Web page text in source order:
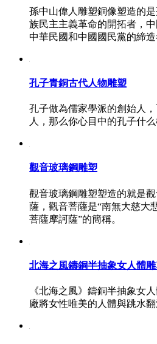
孫中山偉人雕塑銅像塑造的
族民主主義革命的開拓者，
中華民國和中國國民黨的締
孔子青銅古代人物雕塑
孔子做為儒家學派的創始人
人，那么你心目中的孔子什
觀音玻璃鋼雕塑
觀音玻璃鋼雕塑塑造的就是
薩，觀音菩薩是“南無大慈大
菩薩摩訶薩”的簡稱。
北海之風鑄銅半抽象女人體
《北海之風》鑄銅半抽象女
廠將女性唯美的人體與跳水